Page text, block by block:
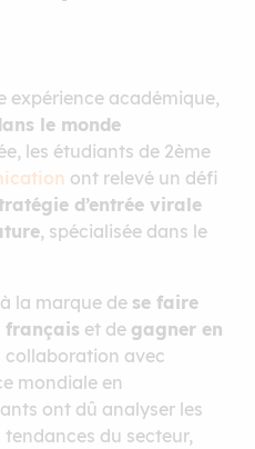
expérience académique,
le monde
les étudiants de 2ème
ont relevé un défi
d’entrée virale
, spécialisée dans le
la marque de se faire
français et de gagner en
collaboration avec
mondiale en
ont dû analyser les
du secteur,